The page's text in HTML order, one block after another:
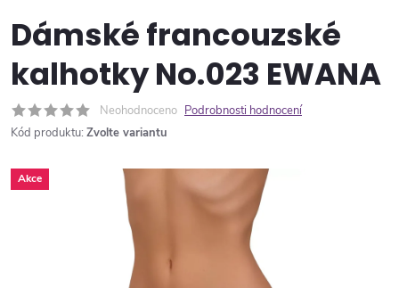
Dámské francouzské
kalhotky No.023 EWANA
Neohodnoceno Podrobnosti hodnocení
Kód produktu: Zvolte variantu
Akce